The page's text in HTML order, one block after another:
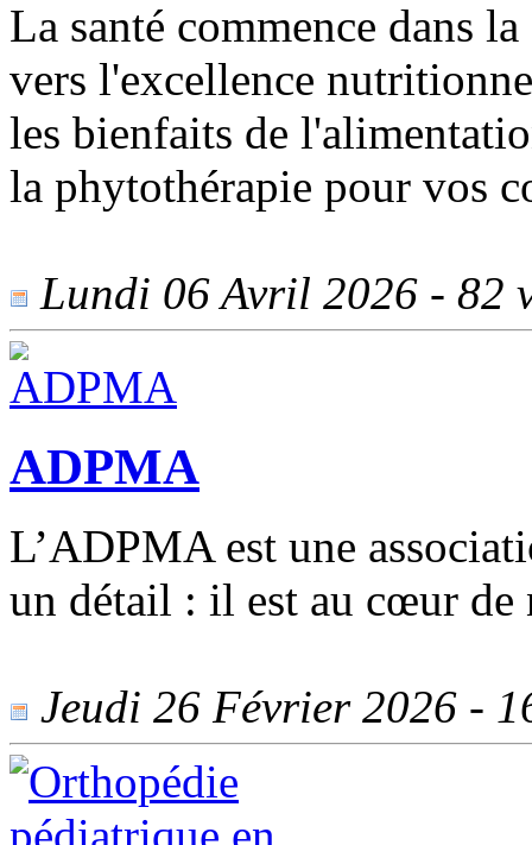
La santé commence dans
vers l'excellence
les bienfaits de
la phytothérapie pour vos
Lundi 06 Avril 2026 - 82
ADPMA
L’ADPMA est une
un détail : il est au cœur de
Jeudi 26 Février 2026 -